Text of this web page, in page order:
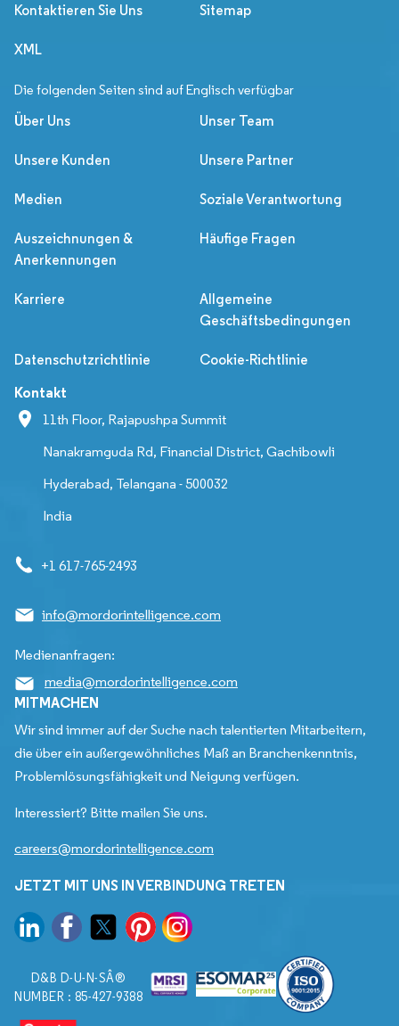
Kontaktieren Sie Uns Sitemap
XML
Die folgenden Seiten sind auf Englisch verfügbar
Über Uns Unser Team
Unsere Kunden Unsere Partner
Medien Soziale Verantwortung
Auszeichnungen &
Anerkennungen
Häufige Fragen
Karriere
Allgemeine
Geschäftsbedingungen
Datenschutzrichtlinie Cookie-Richtlinie
Kontakt
11th Floor, Rajapushpa Summit
Nanakramguda Rd, Financial District, Gachibowli
Hyderabad, Telangana - 500032
India
+1 617-765-2493
info@mordorintelligence.com
Medienanfragen:
media@mordorintelligence.com
MITMACHEN
Wir sind immer auf der Suche nach talentierten Mitarbeitern,
die über ein außergewöhnliches Maß an Branchenkenntnis,
Problemlösungsfähigkeit und Neigung verfügen.
Interessiert? Bitte mailen Sie uns.
careers@mordorintelligence.com
JETZT MIT UNS IN VERBINDUNG TRETEN
D&B D-U-N-SÂ®
NUMBER : 85-427-9388